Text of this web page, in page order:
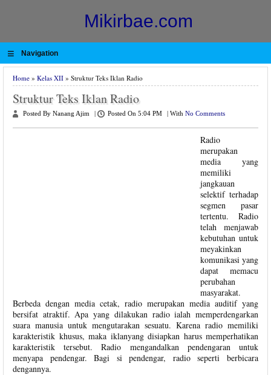
Mikirbae.com
≡ Navigation
Home » Kelas XII » Struktur Teks Iklan Radio
Struktur Teks Iklan Radio
Posted By Nanang Ajim Posted On 5:04 PM With No Comments
Radio
merupakan
media yang
memiliki
jangkauan
selektif terhadap
segmen pasar
tertentu. Radio
telah menjawab
kebutuhan untuk
meyakinkan
komunikasi yang
dapat memacu
perubahan
masyarakat.
Berbeda dengan media cetak, radio merupakan media auditif yang
bersifat atraktif. Apa yang dilakukan radio ialah memperdengarkan
suara manusia untuk mengutarakan sesuatu. Karena radio memiliki
karakteristik khusus, maka iklanyang disiapkan harus memperhatikan
karakteristik tersebut. Radio mengandalkan pendengaran untuk
menyapa pendengar. Bagi si pendengar, radio seperti berbicara
dengannya.